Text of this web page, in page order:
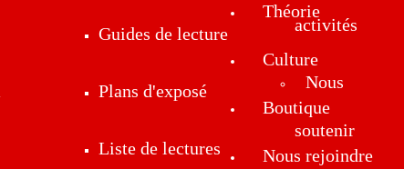
Guides de lecture
Plans d'exposé
Liste de lectures
activités
Nous
soutenir
Théorie
Culture
Boutique
Nous rejoindre